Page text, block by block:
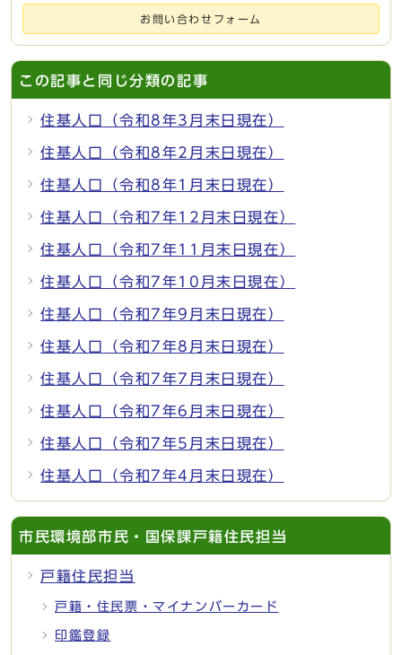
お問い合わせフォーム
この記事と同じ分類の記事
住基人口（令和8年3月末日現在）
住基人口（令和8年2月末日現在）
住基人口（令和8年1月末日現在）
住基人口（令和7年12月末日現在）
住基人口（令和7年11月末日現在）
住基人口（令和7年10月末日現在）
住基人口（令和7年9月末日現在）
住基人口（令和7年8月末日現在）
住基人口（令和7年7月末日現在）
住基人口（令和7年6月末日現在）
住基人口（令和7年5月末日現在）
住基人口（令和7年4月末日現在）
市民環境部市民・国保課戸籍住民担当
戸籍住民担当
戸籍・住民票・マイナンバーカード
印鑑登録